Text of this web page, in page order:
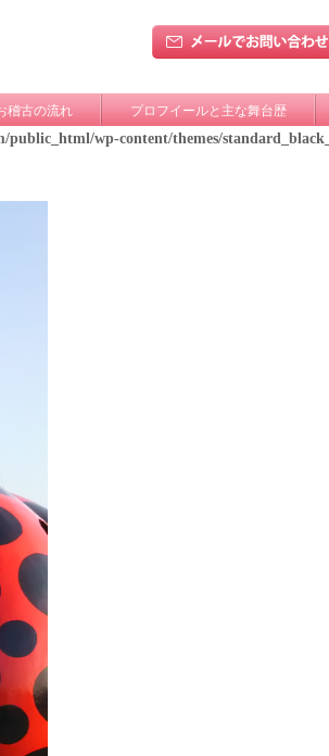
稽古の流れ プロフイールと主な舞台歴
public_html/wp-content/themes/